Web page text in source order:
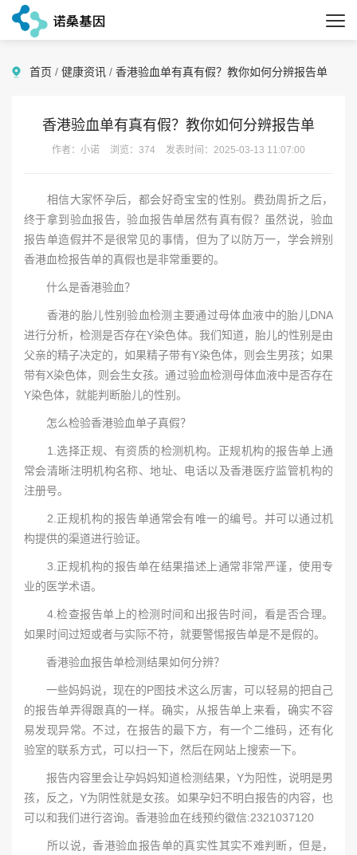
首页 / 健康资讯 / 香港验血单有真有假？教你如何分辨报告单
香港验血单有真有假？教你如何分辨报告单
作者：小诺 浏览：374 发表时间：2025-03-13 11:07:00
相信大家怀孕后，都会好奇宝宝的性别。费劲周折之后，
终于拿到验血报告，验血报告单居然有真有假？虽然说，验血
报告单造假并不是很常见的事情，但为了以防万一，学会辨别
香港血检报告单的真假也是非常重要的。
什么是香港验血？
香港的胎儿性别验血检测主要通过母体血液中的胎儿DNA
进行分析，检测是否存在Y染色体。我们知道，胎儿的性别是由
父亲的精子决定的，如果精子带有Y染色体，则会生男孩；如果
带有X染色体，则会生女孩。通过验血检测母体血液中是否存在
Y染色体，就能判断胎儿的性别。
怎么检验香港验血单子真假？
1.选择正规、有资质的检测机构。正规机构的报告单上通
常会清晰注明机构名称、地址、电话以及香港医疗监管机构的
注册号。
2.正规机构的报告单通常会有唯一的编号。并可以通过机
构提供的渠道进行验证。
3.正规机构的报告单在结果描述上通常非常严谨，使用专
业的医学术语。
4.检查报告单上的检测时间和出报告时间，看是否合理。
如果时间过短或者与实际不符，就要警惕报告单是不是假的。
香港验血报告单检测结果如何分辨？
一些妈妈说，现在的P图技术这么厉害，可以轻易的把自己
的报告单弄得跟真的一样。确实，从报告单上来看，确实不容
易发现异常。不过，在报告的最下方，有一个二维码，还有化
验室的联系方式，可以扫一下，然后在网站上搜索一下。
报告内容里会让孕妈妈知道检测结果，Y为阳性，说明是男
孩，反之，Y为阴性就是女孩。如果孕妇不明白报告的内容，也
可以和我们进行咨询。香港验血在线预约徽信:2321037120
所以说，香港验血报告单的真实性其实不难判断，但是，